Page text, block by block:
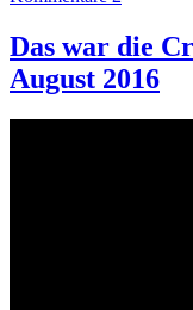
Das war die
August 2016